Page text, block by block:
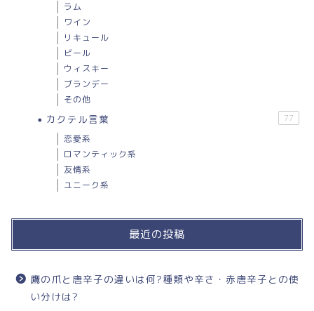
ラム
ワイン
リキュール
ビール
ウィスキー
ブランデー
その他
カクテル言葉 77
恋愛系
ロマンティック系
友情系
ユニーク系
最近の投稿
鷹の爪と唐辛子の違いは何?種類や辛さ・赤唐辛子との使
い分けは?